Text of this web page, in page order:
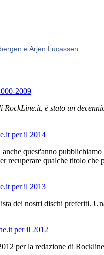
2009
è stato un
per il 2014
quest'anno
recuperare qualche titolo che
per il 2013
dei nostri dischi preferiti.
per il 2012
per la redazione di